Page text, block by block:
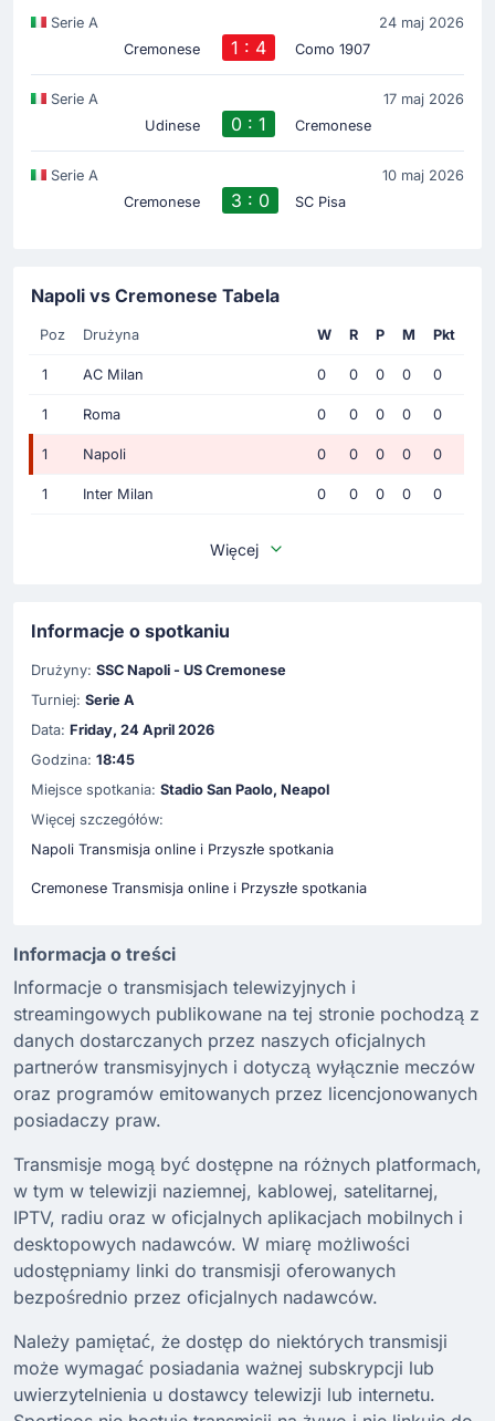
Serie A
24 maj 2026
Cremonese
1 : 4 Como 1907
Serie A
17 maj 2026
Udinese
0 : 1 Cremonese
Serie A
10 maj 2026
Cremonese
3 : 0 SC Pisa
Napoli vs Cremonese Tabela
Poz Drużyna W R P M Pkt
1 AC Milan 0 0 0 0 0
1 Roma 0 0 0 0 0
1 Napoli 0 0 0 0 0
1 Inter Milan 0 0 0 0 0
Więcej
Informacje o spotkaniu
Drużyny: SSC Napoli - US Cremonese
Turniej: Serie A
Data: Friday, 24 April 2026
Godzina: 18:45
Miejsce spotkania: Stadio San Paolo, Neapol
Więcej szczegółów:
Napoli Transmisja online i Przyszłe spotkania
Cremonese Transmisja online i Przyszłe spotkania
Informacja o treści
Informacje o transmisjach telewizyjnych i
streamingowych publikowane na tej stronie pochodzą z
danych dostarczanych przez naszych oficjalnych
partnerów transmisyjnych i dotyczą wyłącznie meczów
oraz programów emitowanych przez licencjonowanych
posiadaczy praw.
Transmisje mogą być dostępne na różnych platformach,
w tym w telewizji naziemnej, kablowej, satelitarnej,
IPTV, radiu oraz w oficjalnych aplikacjach mobilnych i
desktopowych nadawców. W miarę możliwości
udostępniamy linki do transmisji oferowanych
bezpośrednio przez oficjalnych nadawców.
Należy pamiętać, że dostęp do niektórych transmisji
może wymagać posiadania ważnej subskrypcji lub
uwierzytelnienia u dostawcy telewizji lub internetu.